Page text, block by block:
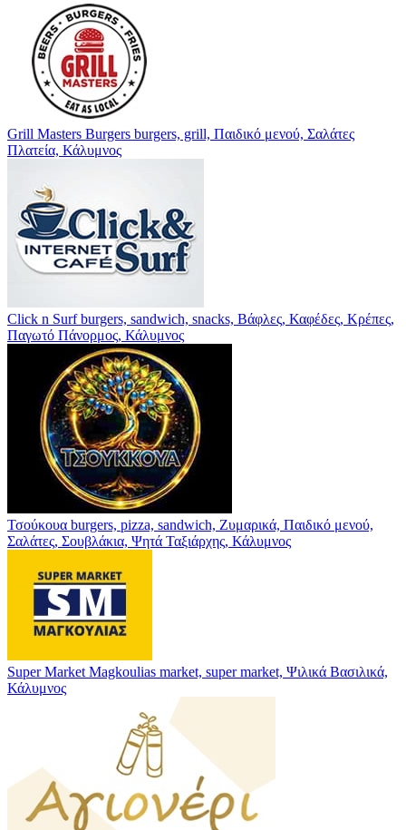
Grill Masters Burgers burgers, grill, Παιδικό μενού, Σαλάτες
Πλατεία, Κάλυμνος
Click n Surf burgers, sandwich, snacks, Βάφλες, Καφέδες, Κρέπες,
Παγωτό Πάνορμος, Κάλυμνος
Τσούκουα burgers, pizza, sandwich, Ζυμαρικά, Παιδικό μενού,
Σαλάτες, Σουβλάκια, Ψητά Ταξιάρχης, Κάλυμνος
Super Market Magkoulias market, super market, Ψιλικά Βασιλικά,
Κάλυμνος